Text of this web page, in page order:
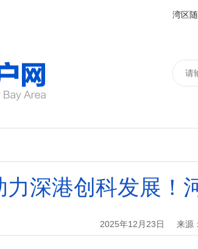
湾区
力深港创科发展！
2025年12月23日 来源